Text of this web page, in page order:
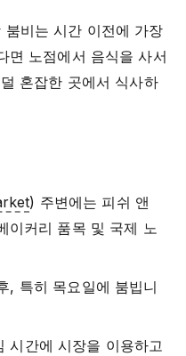
비는 시간 이전에 가장
면 노점에서 음식을 사서
혼잡한 곳에서 식사하
) 주변에는 피쉬 앤
이커리 품목 및 국제 노
, 특히 목요일에 붐빕니
시간에 시장을 이용하고